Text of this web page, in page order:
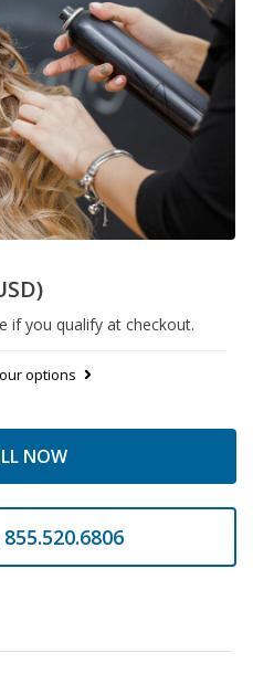
if you qualify at checkout.
options
NOW